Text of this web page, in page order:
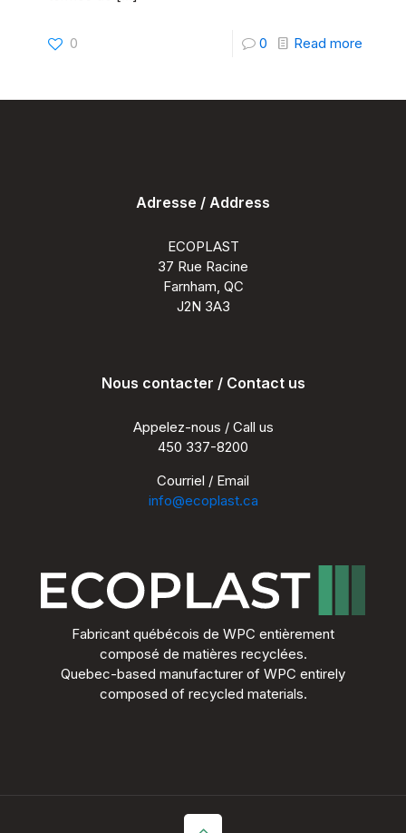
0 0 Read more
vs
Adresse / Address
ECOPLAST
37 Rue Racine
Farnham, QC
J2N 3A3
Nous contacter / Contact us
Appelez-nous / Call us
450 337-8200
Courriel / Email
info@ecoplast.ca
Fabricant québécois de WPC entièrement
composé de matières recyclées.
Quebec-based manufacturer of WPC entirely
composed of recycled materials.